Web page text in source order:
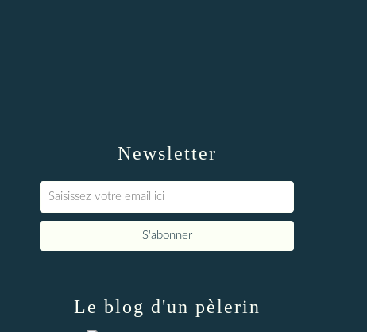
Newsletter
Le blog d'un pèlerin